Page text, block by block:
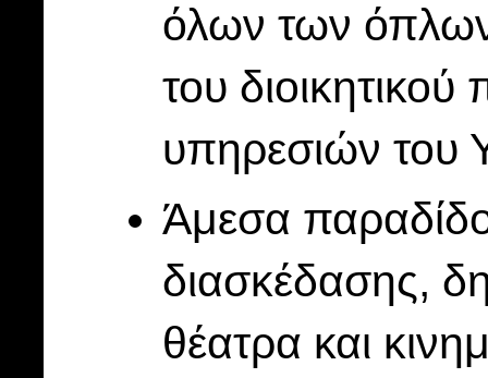
όλων των όπλων
του
υπηρεσιών του
Άμεσα
διασκέδασης,
θέατρα και